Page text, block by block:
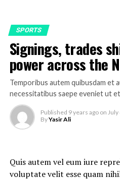
SPORTS
Signings, trades
power across the
Temporibus autem quibusdam et
necessitatibus saepe eveniet ut
Published 9 years ago on July
ByYasir Ali
Quis autem vel eum iure
voluptate velit esse quam